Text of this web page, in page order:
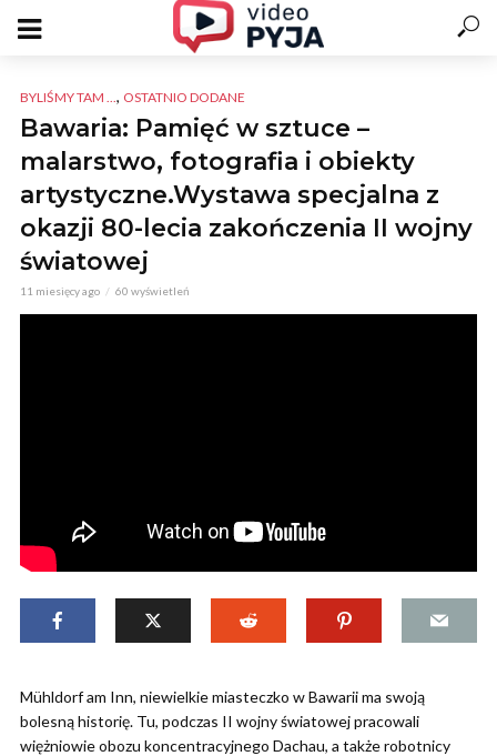
BYLIŚMY TAM ..., OSTATNIO DODANE
Bawaria: Pamięć w sztuce –
malarstwo, fotografia i obiekty
artystyczne.Wystawa specjalna z
okazji 80-lecia zakończenia II wojny
światowej
11 miesięcy ago 60 wyświetleń
Mühldorf am Inn, niewielkie miasteczko w Bawarii ma swoją
bolesną historię. Tu, podczas II wojny światowej pracowali
więżniowie obozu koncentracyjnego Dachau, a także robotnicy